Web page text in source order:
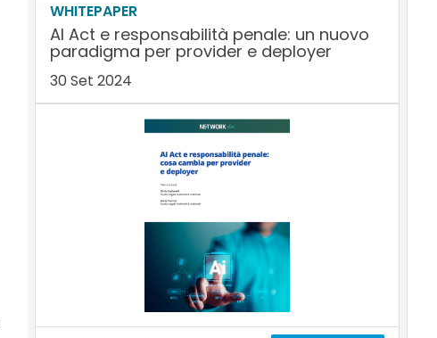
WHITEPAPER
AI Act e responsabilità penale: un nuovo
paradigma per provider e deployer
30 Set 2024